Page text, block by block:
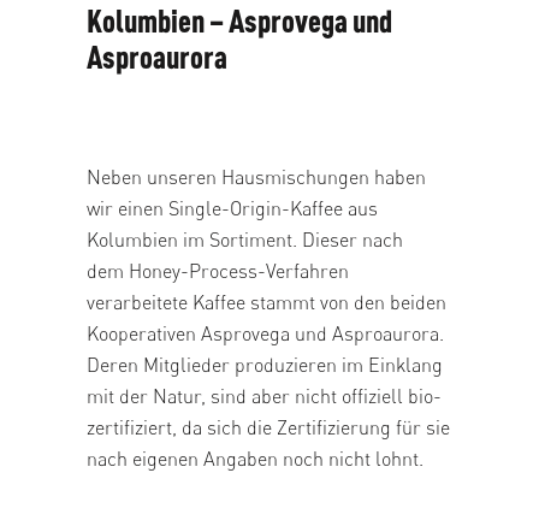
Kolumbien – Asprovega und
Asproaurora
Neben unseren Hausmischungen haben
wir einen Single-Origin-Kaffee aus
Kolumbien im Sortiment. Dieser nach
dem Honey-Process-Verfahren
verarbeitete Kaffee stammt von den beiden
Kooperativen Asprovega und Asproaurora.
Deren Mitglieder produzieren im Einklang
mit der Natur, sind aber nicht offiziell bio-
zertifiziert, da sich die Zertifizierung für sie
nach eigenen Angaben noch nicht lohnt.